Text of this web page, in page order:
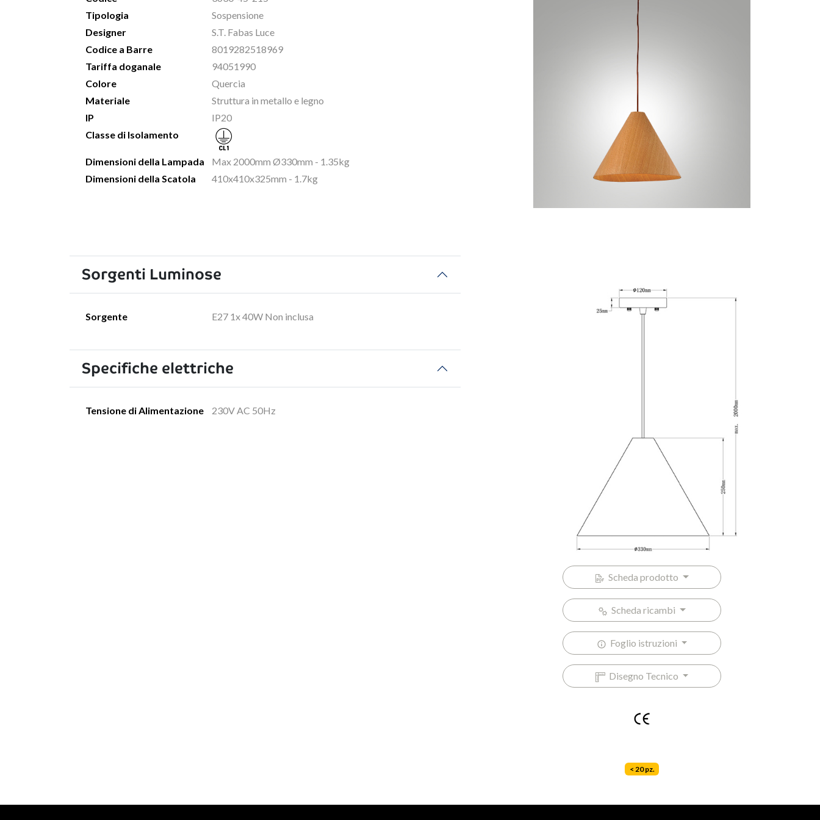
Tipologia
Sospensione
Designer
S.T. Fabas Luce
Codice a Barre
8019282518969
Tariffa doganale
94051990
Colore
Quercia
Materiale
Struttura in metallo e legno
IP
IP20
Classe di Isolamento
Dimensioni della Lampada
Max 2000mm Ø330mm - 1.35kg
Dimensioni della Scatola
410x410x325mm - 1.7kg
Sorgenti Luminose
Sorgente E27 1x 40W Non inclusa
Specifiche elettriche
Tensione di Alimentazione 230V AC 50Hz
Scheda prodotto
Scheda ricambi
Foglio istruzioni
Disegno Tecnico
< 20 pz.